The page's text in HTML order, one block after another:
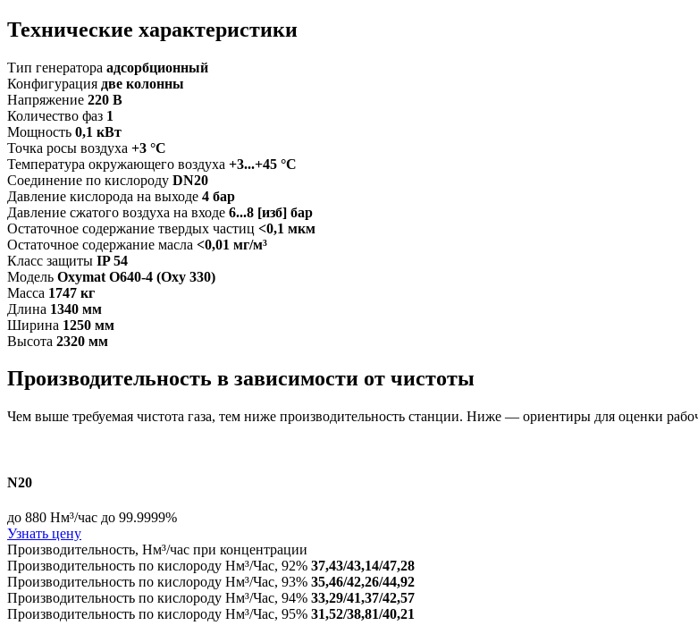
Технические характеристики
Тип генератора адсорбционный
Конфигурация две колонны
Напряжение 220 В
Количество фаз 1
Мощность 0,1 кВт
Точка росы воздуха +3 °C
Температура окружающего воздуха +3...+45 °C
Соединение по кислороду DN20
Давление кислорода на выходе 4 бар
Давление сжатого воздуха на входе 6...8 [изб] бар
Остаточное содержание твердых частиц <0,1 мкм
Остаточное содержание масла <0,01 мг/м³
Класс защиты IP 54
Модель Oxymat O640-4 (Oxy 330)
Масса 1747 кг
Длина 1340 мм
Ширина 1250 мм
Высота 2320 мм
Производительность в зависимости от чистоты
Чем выше требуемая чистота газа, тем ниже производительность станции. Ниже — ориентиры для оценки
N20
до 880 Нм³/час до 99.9999%
Узнать цену
Производительность, Нм³/час при концентрации
Производительность по кислороду Нм³/Час, 92% 37,43/43,14/47,28
Производительность по кислороду Нм³/Час, 93% 35,46/42,26/44,92
Производительность по кислороду Нм³/Час, 94% 33,29/41,37/42,57
Производительность по кислороду Нм³/Час, 95% 31,52/38,81/40,21